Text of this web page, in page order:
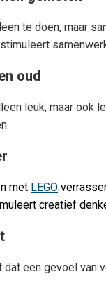
te doen, maar
oud
leuk, maar
met LEGO
creatief
een gevoel van